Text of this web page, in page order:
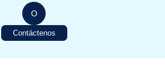
O
Contáctenos